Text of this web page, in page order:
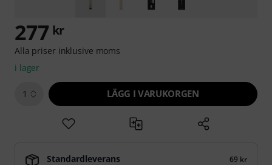
277 kr
Alla priser inklusive moms
i lager
1 LÄGG I VARUKORGEN
Standardleverans
69 kr